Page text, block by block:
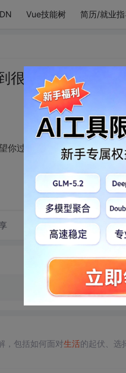
Vue技能树 简历/就业指
很幸福，但我更
过上更好的生活且不虚此生
转发到动态 举
，包括如何面对生活的起伏、选